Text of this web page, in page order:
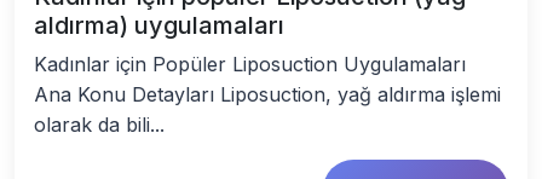
aldırma) uygulamaları
Kadınlar için Popüler Liposuction Uygulamaları
Ana Konu Detayları Liposuction, yağ aldırma işlemi
olarak da bili...